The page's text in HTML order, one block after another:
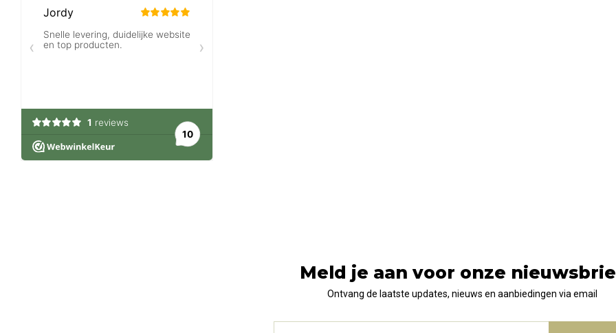
Meld je aan voor onze
Ontvang de laatste updates, nieuws en aanbiedingen via email